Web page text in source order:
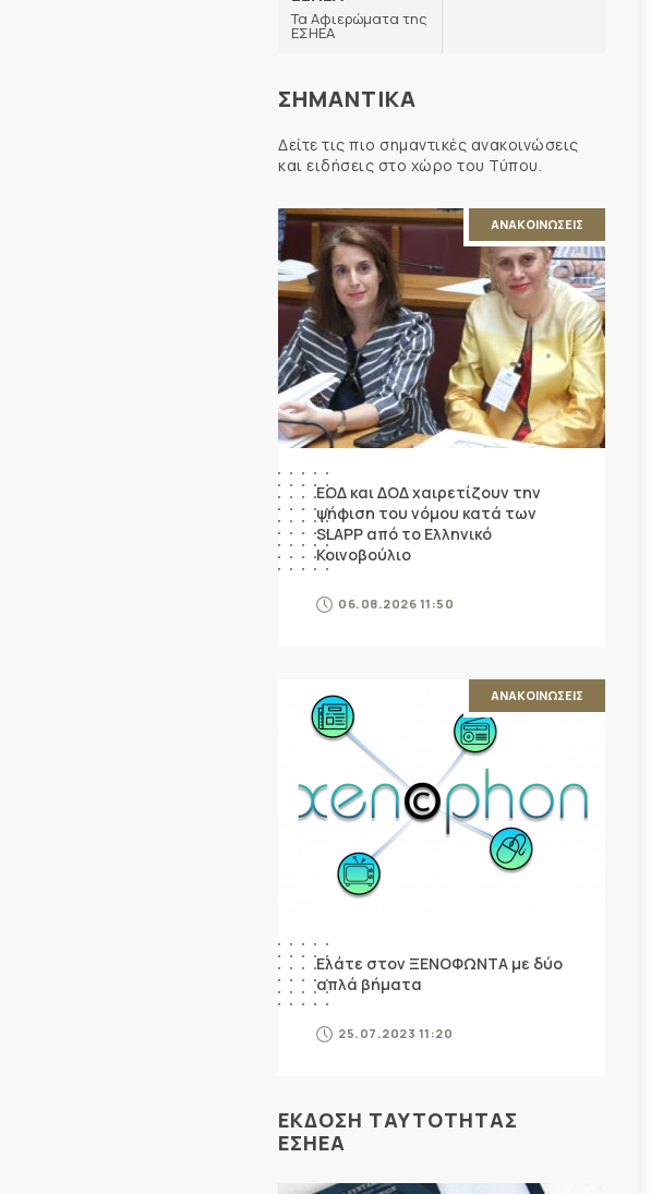
Τα Αφιερώματα της
ΕΣΗΕΑ
ΣΗΜΑΝΤΙΚΑ
Δείτε τις πιο σημαντικές ανακοινώσεις
και ειδήσεις στο χώρο του Τύπου.
ΑΝΑΚΟΙΝΩΣΕΙΣ
ΕΟΔ και ΔΟΔ χαιρετίζουν την
ψήφιση του νόμου κατά των
SLAPP από το Ελληνικό
Κοινοβούλιο
06.08.2026 11:50
ΑΝΑΚΟΙΝΩΣΕΙΣ
Ελάτε στον ΞΕΝΟΦΩΝΤΑ με δύο
απλά βήματα
25.07.2023 11:20
ΕΚΔΟΣΗ ΤΑΥΤΟΤΗΤΑΣ
ΕΣΗΕΑ